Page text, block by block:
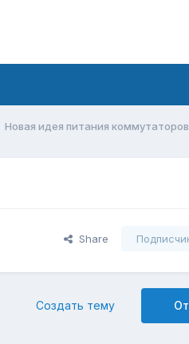
Новая идея питания
Share
Создать тему